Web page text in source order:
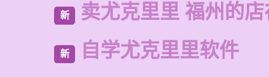
新 卖尤克里里 福州的
新 自学尤克里里软件